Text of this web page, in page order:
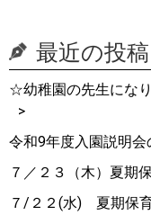
最近の投稿
☆幼稚園の先生にな
令和9年度入園説明
７／２３（木）夏期
７/２２(水) 夏期保